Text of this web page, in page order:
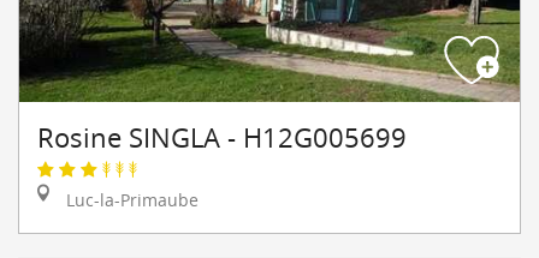
Rosine SINGLA - H12G005699
Luc-la-Primaube